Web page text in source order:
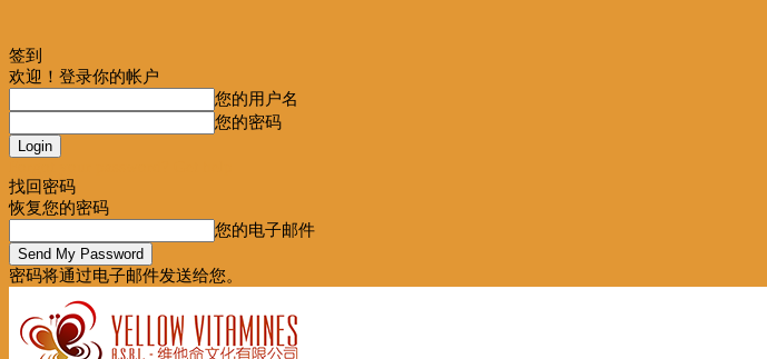
签到
欢迎！登录你的帐户
您的用户名
您的密码
找回密码
恢复您的密码
您的电子邮件
密码将通过电子邮件发送给您。